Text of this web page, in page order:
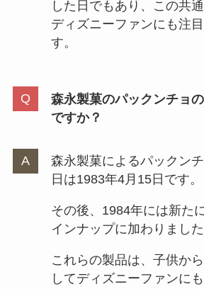
した日でもあり、この共
ディズニーファンにも注
す。
森永製菓のパックンチョ
ですか？
森永製菓によるパックン
日は1983年4月15日です。
その後、1984年には新た
インナップに加わりました
これらの製品は、子供か
してディズニーファンに